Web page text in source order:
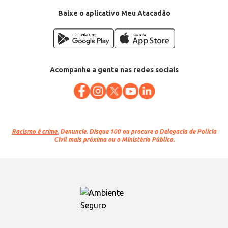
Baixe o aplicativo Meu Atacadão
Acompanhe a gente nas redes sociais
Racismo é crime. Denuncie. Disque 100 ou procure a Delegacia de Polícia
Civil mais próxima ou o Ministério Público.